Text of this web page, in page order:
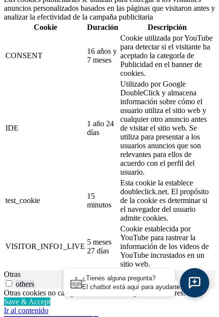
anuncios personalizados basados en las páginas que visitaron antes y
analizar la efectividad de la campaña publicitaria
Cookie
Duración Descripción
CONSENT
16 años y
7 meses
Cookie utilizada por YouTube
para detectar si el visitante ha
aceptado la categoría de
Publicidad en el banner de
cookies.
IDE
1 año 24
días
Utilizado por Google
DoubleClick y almacena
información sobre cómo el
usuario utiliza el sitio web y
cualquier otro anuncio antes
de visitar el sitio web. Se
utiliza para presentar a los
usuarios anuncios que son
relevantes para ellos de
acuerdo con el perfil del
usuario.
test_cookie
15
minutos
Esta cookie la establece
doubleclick.net. El propósito
de la cookie es determinar si
el navegador del usuario
admite cookies.
VISITOR_INFO1_LIVE
5 meses
27 días
Cookie establecida por
YouTube para rastrear la
información de los videos de
YouTube incrustados en un
sitio web.
Otras
others
Otras cookies no categorizadas en las categorías anteriores.
Save & Accept
Ir al contenido
¿Tienes alguna pregunta?
El chatbot está aquí para ayudarte.